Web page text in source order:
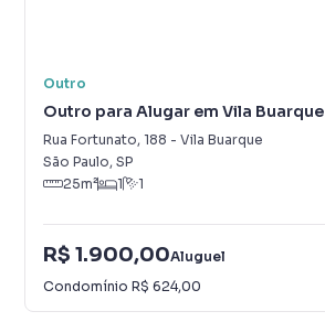
Outro
Outro para Alugar em Vila Buarque
Rua Fortunato, 188 - Vila Buarque
São Paulo, SP
25m² 1 1
R$ 1.900,00Aluguel
Condomínio R$ 624,00